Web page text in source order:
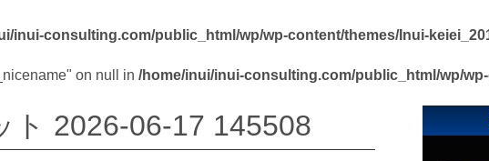
inui-consulting.com/public_html/wp/wp-content/themes/Inui-
on null in /home/inui/inui-consulting.com/public_html/wp/
ト 2026-06-17 145508